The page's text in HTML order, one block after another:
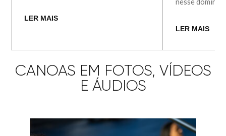
LER MAIS
LER MAIS
CANOAS EM FOTOS, VÍDEOS
E ÁUDIOS